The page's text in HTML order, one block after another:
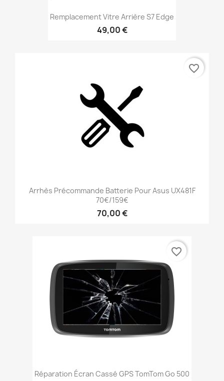
Remplacement Vitre Arrière S7 Edge
49,00 €
Arrhès Précommande Batterie Pour Asus UX481F
70€/159€
70,00 €
favorite_border
Réparation Écran Cassé GPS TomTom Go 500
favorite_border